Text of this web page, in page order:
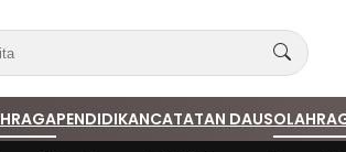
PENDIDIKANCATATAN DAUS